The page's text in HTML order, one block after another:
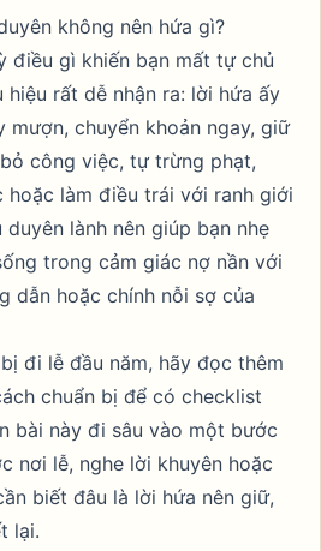
không nên hứa gì?
điều gì khiến bạn mất tự chủ
hiệu rất dễ nhận ra: lời hứa ấy
mượn, chuyển khoản ngay, giữ
công việc, tự trừng phạt,
hoặc làm điều trái với ranh giới
lành nên giúp bạn nhẹ
trong cảm giác nợ nần với
dẫn hoặc chính nỗi sợ của
đi lễ đầu năm, hãy đọc thêm
chuẩn bị để có checklist
bài này đi sâu vào một bước
nơi lễ, nghe lời khuyên hoặc
biết đâu là lời hứa nên giữ,
lại.